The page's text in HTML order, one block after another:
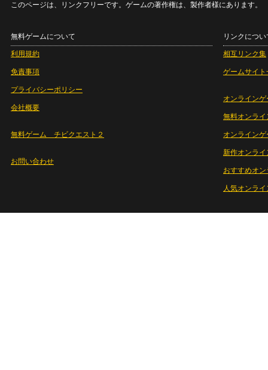
このページは、リンクフリーです。ゲームの著作権は、製作者様にあります。
無料ゲームについて
利用規約
免責事項
プライバシーポリシー
会社概要
無料ゲーム チビクエスト２
お問い合わせ
リンクについ
相互リンク集
ゲームサイト
オンラインゲ
無料オンライ
オンライン
新作オンライ
おすすめオ
人気オンラ